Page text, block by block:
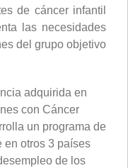
de cáncer infantil
las necesidades
del grupo objetivo
adquirida en
con Cáncer
un programa de
en otros 3 países
de los